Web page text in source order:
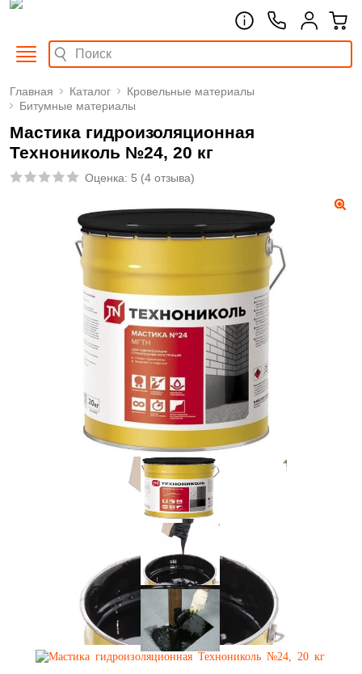
Главная Каталог
Кровельные материалы
Битумные материалы
Мастика гидроизоляционная
Технониколь №24, 20 кг
Оценка: 5 (4 отзыва)